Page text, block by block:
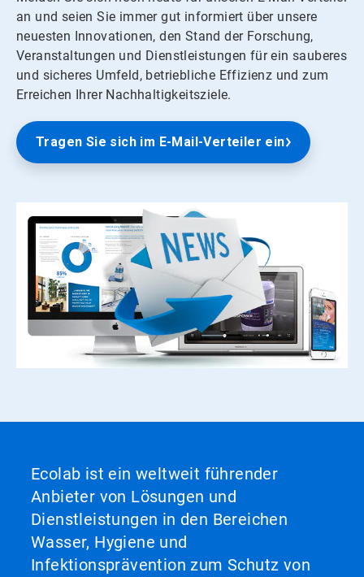
an und seien Sie immer gut informiert über unsere
neuesten Innovationen, den Stand der Forschung,
Veranstaltungen und Dienstleistungen für ein sauberes
und sicheres Umfeld, betriebliche Effizienz und zum
Erreichen Ihrer Nachhaltigkeitsziele.
Tragen Sie sich im E-Mail-Verteiler ein
Ecolab ist ein weltweit führender
Anbieter von Lösungen und
Dienstleistungen in den Bereichen
Wasser, Hygiene und
Infektionsprävention zum Schutz von